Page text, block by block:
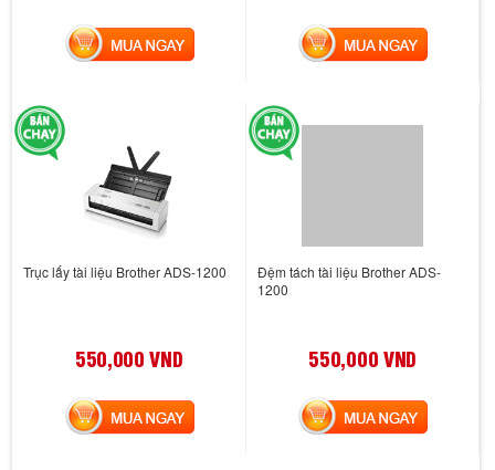
MUA NGAY MUA NGAY
Trục lấy tài liệu Brother ADS-1200
550,000 VND
MUA NGAY
Đệm tách tài liệu Brother ADS-
1200
550,000 VND
MUA NGAY